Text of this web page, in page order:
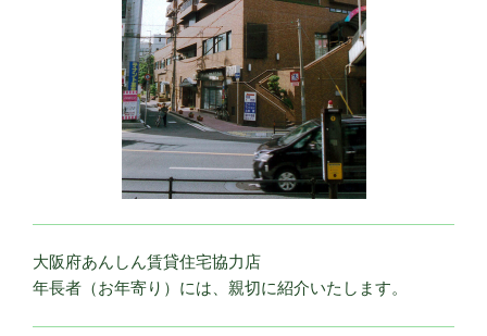
大阪府あんしん賃貸住宅協力店
年長者（お年寄り）には、親切に紹介いたします。